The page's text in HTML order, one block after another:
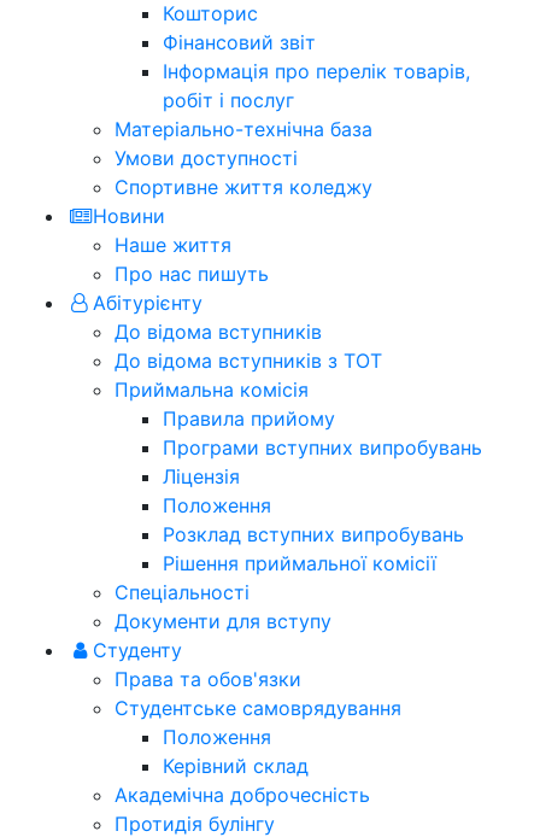
Кошторис
Фінансовий звіт
Інформація про перелік товарів,
робіт і послуг
Матеріально-технічна база
Умови доступності
Спортивне життя коледжу
Новини
Наше життя
Про нас пишуть
Абітурієнту
До відома вступників
До відома вступників з ТОТ
Приймальна комісія
Правила прийому
Програми вступних випробувань
Ліцензія
Положення
Розклад вступних випробувань
Рішення приймальної комісії
Спеціальності
Документи для вступу
Студенту
Права та обов'язки
Студентське самоврядування
Положення
Керівний склад
Академічна доброчесність
Протидія булінгу